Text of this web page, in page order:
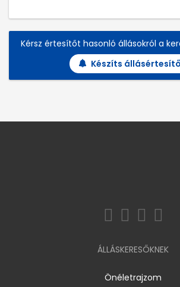
Kérsz értesítőt hasonló állásokról a
Készíts
ÁLLÁSKERESŐKNEK
Önéletrajzom